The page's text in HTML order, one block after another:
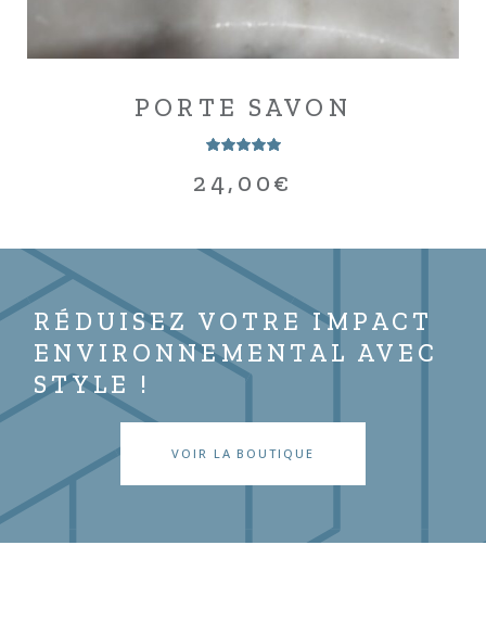
PORTE SAVON
24,00€
RÉDUISEZ VOTRE IMPACT
ENVIRONNEMENTAL AVEC
STYLE !
VOIR LA BOUTIQUE